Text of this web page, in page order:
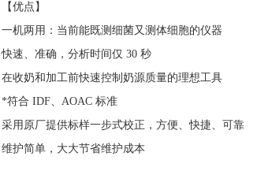
【优点】
一机两用：当前能既测细菌又测体细胞的仪器
快速、准确，分析时间仅 30 秒
在收奶和加工前快速控制奶源质量的理想工具
*符合 IDF、AOAC 标准
采用原厂提供标样一步式校正，方便、快捷、可靠
维护简单，大大节省维护成本